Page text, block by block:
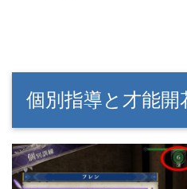
個別指導と才能開